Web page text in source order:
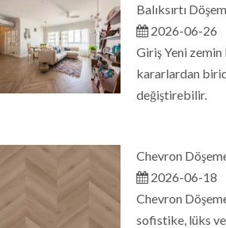
Balıksırtı
2026-06-26
Giriş Yeni
kararlardan
değiştirebilir.
Chevron
2026-06-18
Chevron
sofistike, lüks